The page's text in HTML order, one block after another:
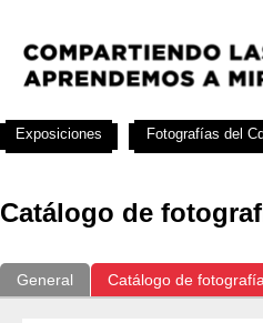
Catálogo de
General Catálogo de
Exposiciones Fotografías del